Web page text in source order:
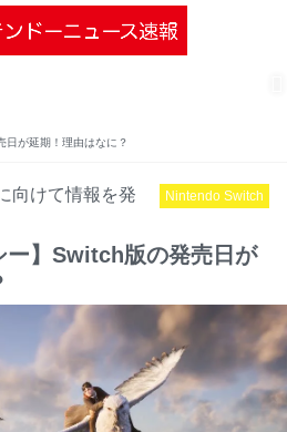
日が延期！理由はなに？
Nintendo Switch
向けて情報を発
ー】Switch版の発売日が